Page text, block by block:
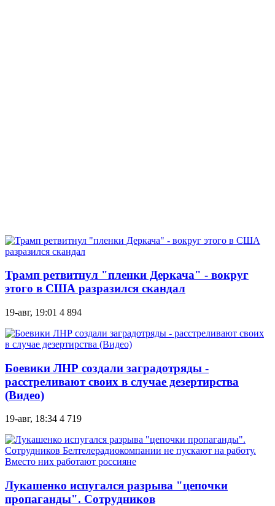
Трамп ретвитнул "пленки Деркача" - вокруг
этого в США разразился скандал
19-авг, 19:01 4 894
Боевики ЛНР создали заградотряды -
расстреливают своих в случае дезертирства
(Видео)
19-авг, 18:34 4 719
Лукашенко испугался разрыва "цепочки
пропаганды". Сотрудников